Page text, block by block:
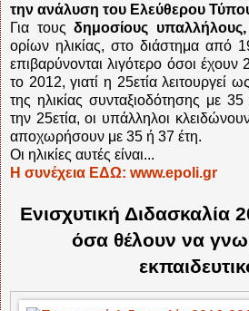
την ανάλυση του Ελεύθερου
Για τουςδημοσίους υπαλλήλους,
ορίων ηλικίας, στο διάστημα από
επιβαρύνονται λιγότερο όσοι έχουν
το 2012, γιατί η 25ετία λειτουργεί
της ηλικίας συνταξιοδότησης με
την 25ετία, οι υπάλληλοι
αποχωρήσουν με 35 ή 37 έτη.
Οι ηλικίες αυτές είναι...
Η συνέχεια ΕΔΩ: www.epoli.gr
Ενισχυτική Διδασκαλία
όσα θέλουν να